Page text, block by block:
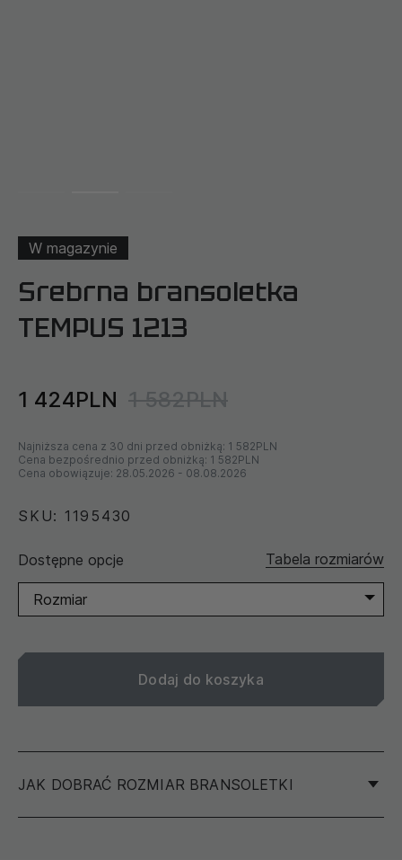
W magazynie
Srebrna bransoletka
TEMPUS 1213
1 424PLN 1 582PLN
Najniższa cena z 30 dni przed obniżką: 1 582PLN
Cena bezpośrednio przed obniżką: 1 582PLN
Cena obowiązuje: 28.05.2026 - 08.08.2026
SKU: 1195430
Dostępne opcje Tabela rozmiarów
Rozmiar
Dodaj do koszyka
JAK DOBRAĆ ROZMIAR BRANSOLETKI